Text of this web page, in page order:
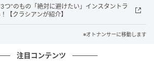
言い訳は、積み重なると家庭そのも
ん。夫婦や家庭の関係が悪化する前
えてみてほしいですね。
つ”のもの「絶対に避けたい」インスタントラ
【クラシアンが紹介】
※オトナンサーに移動します
注目コンテンツ